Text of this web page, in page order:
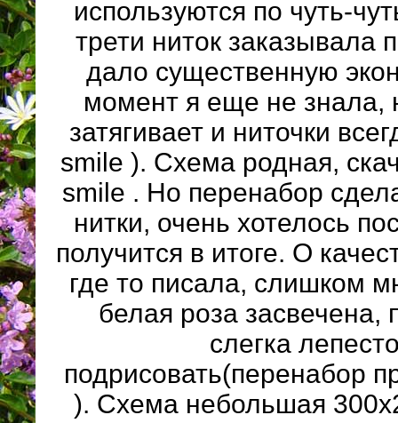
используются по чуть-
трети ниток заказывала
дало существенную
момент я еще не знала,
затягивает и ниточки
smile ). Схема родная,
smile . Но перенабор
нитки, очень хотелось
получится в итоге. О
где то писала, слишком
белая роза засвечена,
слегка
подрисовать(перенабор
). Схема небольшая